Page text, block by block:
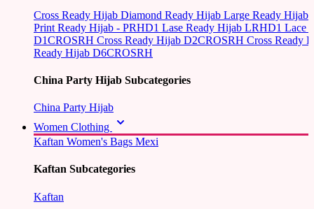
Cross Ready Hijab Diamond Ready Hijab Large Ready Hijab
Print Ready Hijab - PRHD1 Lase Ready Hijab LRHD1 Lace
D1CROSRH Cross Ready Hijab D2CROSRH Cross Ready
Ready Hijab D6CROSRH
China Party Hijab Subcategories
China Party Hijab
Women Clothing
Kaftan Women's Bags Mexi
Kaftan Subcategories
Kaftan